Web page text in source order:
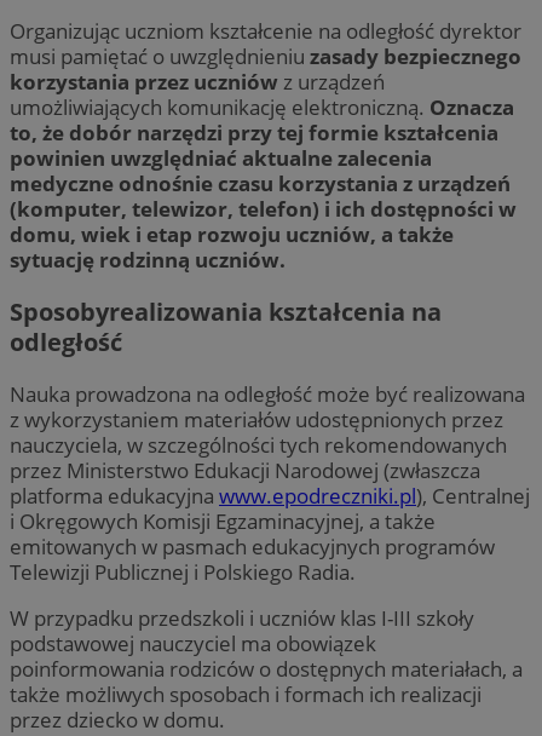
Organizując uczniom kształcenie na odległość dyrektor
musi pamiętać o uwzględnieniu zasady bezpiecznego
korzystania przez uczniów z urządzeń
umożliwiających komunikację elektroniczną. Oznacza
to, że dobór narzędzi przy tej formie kształcenia
powinien uwzględniać aktualne zalecenia
medyczne odnośnie czasu korzystania z urządzeń
(komputer, telewizor, telefon) i ich dostępności w
domu, wiek i etap rozwoju uczniów, a także
sytuację rodzinną uczniów.
Sposobyrealizowania kształcenia na
odległość
Nauka prowadzona na odległość może być realizowana
z wykorzystaniem materiałów udostępnionych przez
nauczyciela, w szczególności tych rekomendowanych
przez Ministerstwo Edukacji Narodowej (zwłaszcza
platforma edukacyjna www.epodreczniki.pl), Centralnej
i Okręgowych Komisji Egzaminacyjnej, a także
emitowanych w pasmach edukacyjnych programów
Telewizji Publicznej i Polskiego Radia.
W przypadku przedszkoli i uczniów klas I-III szkoły
podstawowej nauczyciel ma obowiązek
poinformowania rodziców o dostępnych materiałach, a
także możliwych sposobach i formach ich realizacji
przez dziecko w domu.